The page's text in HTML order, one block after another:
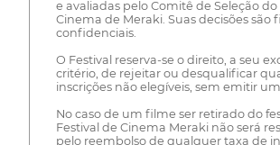
e avaliadas pelo Comitê de Seleção do
Cinema de Meraki. Suas decisões são
confidenciais.
O Festival reserva-se o direito, a seu
critério, de rejeitar ou desqualificar
inscrições não elegíveis, sem emitir
No caso de um filme ser retirado do
Festival de Cinema Meraki não será
pelo reembolso de qualquer taxa de